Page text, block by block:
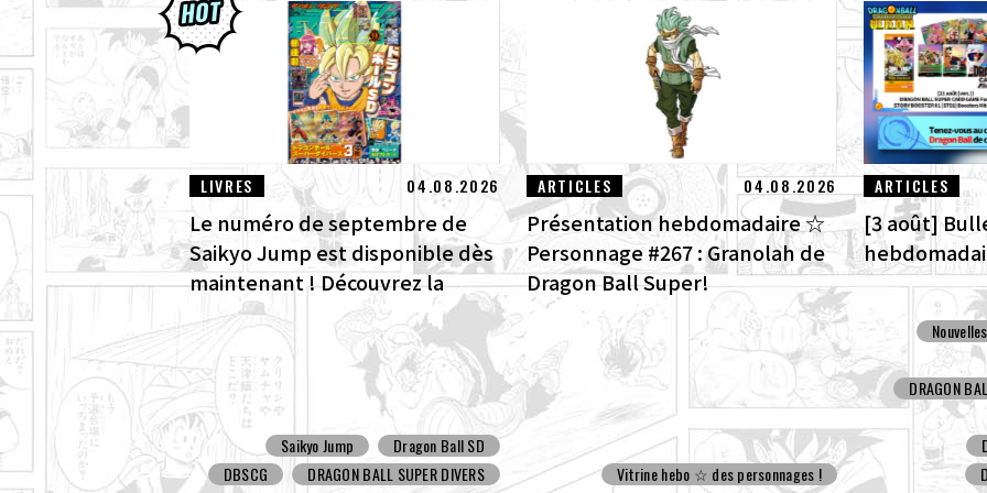
LIVRES 04.08.2026
Le numéro de septembre de
Saikyo Jump est disponible dès
maintenant ! Découvrez la
superbe couverture Dragon Ball
SD et tous les bonus !
Saikyo Jump
Dragon Ball SD
DBSCG
DRAGON BALL SUPER DIVERS
ARTICLES 04.08.2026
Présentation hebdomadaire ☆
Personnage #267 : Granolah de
Dragon Ball Super!
Vitrine hebo ☆ des personnages !
ARTICLES
[3 août]
DRAGON